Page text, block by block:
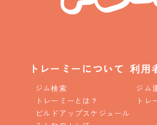
トレーミーについて
ジム検索
トレーミーとは？
ビルドアップスケジュール
利用
ジム
トレ